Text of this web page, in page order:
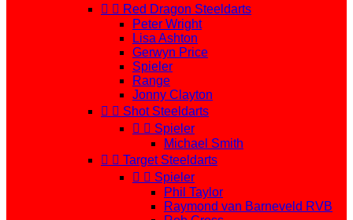
  Red Dragon Steeldarts
Peter Wright
Lisa Ashton
Gerwyn Price
Spieler
Range
Jonny Clayton
  Shot Steeldarts
  Spieler
Michael Smith
  Target Steeldarts
  Spieler
Phil Taylor
Raymond van Barneveld RVB